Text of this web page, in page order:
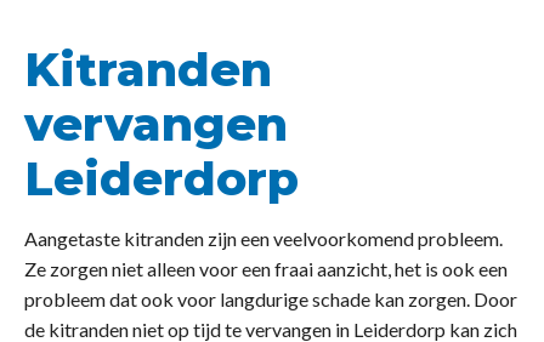
Kitranden
vervangen
Leiderdorp
Aangetaste kitranden zijn een veelvoorkomend probleem.
Ze zorgen niet alleen voor een fraai aanzicht, het is ook een
probleem dat ook voor langdurige schade kan zorgen. Door
de kitranden niet op tijd te vervangen in Leiderdorp kan zich